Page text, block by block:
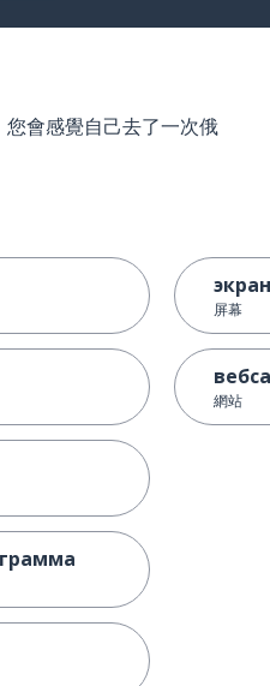
會感覺自己去了一次俄
экран
屏幕
網站